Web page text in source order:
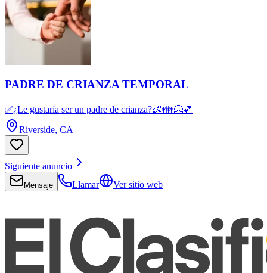
PADRE DE CRIANZA TEMPORAL
✅¿Le gustaría ser un padre de crianza?👶👪🤗💕
Riverside, CA
Siguiente anuncio
Mensaje Llamar Ver sitio web